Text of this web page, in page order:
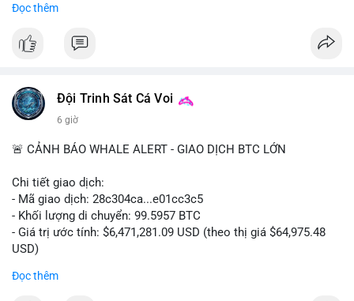
$cro
#vlikevn #titanbot
Đọc thêm
Đội Trinh Sát Cá Voi
6 giờ
🚨 CẢNH BÁO WHALE ALERT - GIAO DỊCH BTC LỚN
Chi tiết giao dịch:
- Mã giao dịch: 28c304ca...e01cc3c5
- Khối lượng di chuyển: 99.5957 BTC
- Giá trị ước tính: $6,471,281.09 USD (theo thị giá $64,975.48
USD)
Đọc thêm